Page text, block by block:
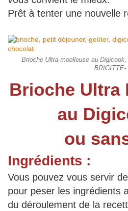
Prêt à tenter une nouvelle
Brioche Ultra moelleuse au
BRIGITTE-
Brioche Ultra
au
ou
Ingrédients :
Vous pouvez vous servir
pour peser les ingrédients
du déroulement de la